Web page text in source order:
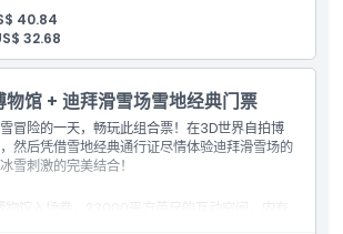
纪录景点，包括米奇老鼠盆景和阿联酋空客
博物馆，这是一个23,000平方英尺的互动空
觉错觉艺术和光学幻觉
国、杰作世界、幻想区、丛林区和幽默区
无尽的拍照机会，从鲜艳的花卉展示到创意的
人员提供姿势建议和拍照帮助，并可使用咖啡
40.84
32.68
馆 + 迪拜滑雪场雪地经典门票
冒险的一天，畅玩此组合票！在3D世界自拍博
然后凭借雪地经典通行证尽情体验迪拜滑雪场的
雪刺激的完美结合！
馆入场券，23000平方英尺的互动空间，内有